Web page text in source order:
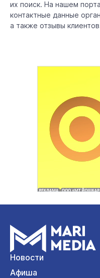
их поиск. На нашем
контактные данные
а также отзывы
Новости
Афиша